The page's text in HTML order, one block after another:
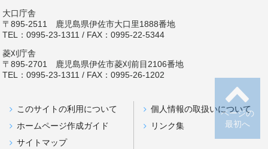
ページの
最初へ
大口庁舎
〒895-2511 鹿児島県伊佐市大口里1888番地
TEL：0995-23-1311 / FAX：0995-22-5344
菱刈庁舎
〒895-2701 鹿児島県伊佐市菱刈前目2106番地
TEL：0995-23-1311 / FAX：0995-26-1202
このサイトの利用について
個人情報の取扱いについて
ホームページ作成ガイド
リンク集
サイトマップ